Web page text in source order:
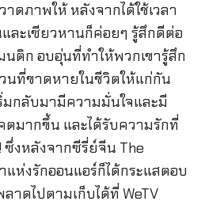
ดภาพให้ หลังจากได้ใช้เวลา
ละเซียวหานก็ค่อยๆ รู้สึกดีต่อ
นติก อบอุ่นที่ทำให้พวกเขารู้สึก
นที่ขาดหายในชีวิตให้แก่กัน
มกลับมามีความมั่นใจและมี
ตมากขึ้น และได้รับความรักที่
ซึ่งหลังจากซีรี่ย์จีน The
แห่งรักออนแอร์ก็ได้กระแสตอบ
าดไปตามเก็บได้ที่ WeTV